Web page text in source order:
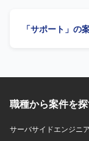
Oracle（PL/SQL
「サポート」の
職種から案件を
サーバサイドエンジニア